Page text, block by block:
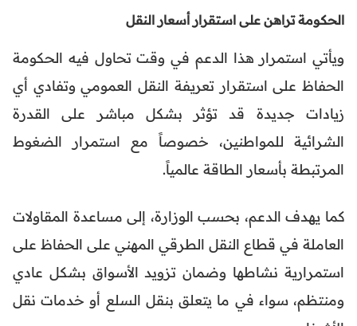
الحكومة تراهن على استقرار أسعار النقل
ويأتي استمرار هذا الدعم في وقت تحاول فيه الحكومة
الحفاظ على استقرار تعريفة النقل العمومي وتفادي أي
زيادات جديدة قد تؤثر بشكل مباشر على القدرة
الشرائية للمواطنين، خصوصاً مع استمرار الضغوط
المرتبطة بأسعار الطاقة عالمياً.
كما يهدف الدعم، بحسب الوزارة، إلى مساعدة المقاولات
العاملة في قطاع النقل الطرقي المهني على الحفاظ على
استمرارية نشاطها وضمان تزويد الأسواق بشكل عادي
ومنتظم، سواء في ما يتعلق بنقل السلع أو خدمات نقل